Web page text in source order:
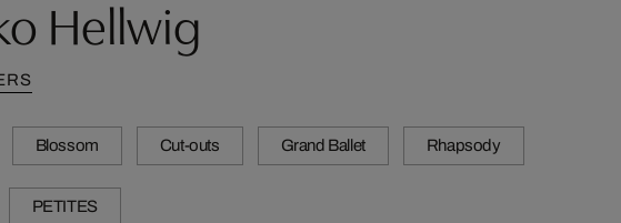
Hellwig
Blossom Cut-outs Grand Ballet Rhapsody
PETITES